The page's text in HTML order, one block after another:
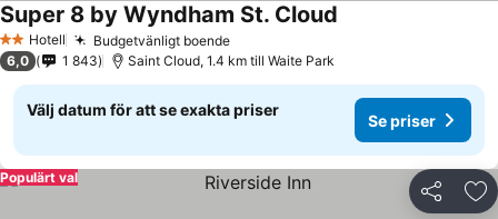
2 Stjärnor
Hotell Budgetvänligt boende
Super 8 by Wyndham St. Cloud
6,0 1 843 Saint Cloud, 1.4 km till Waite Park
Välj datum för att se exakta priser
Se priser
Dela
Populärt val